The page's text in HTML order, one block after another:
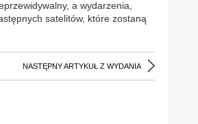
a wydarzenia,
satelitów, które zostaną
NASTĘPNY ARTYKUŁ Z WYDANIA